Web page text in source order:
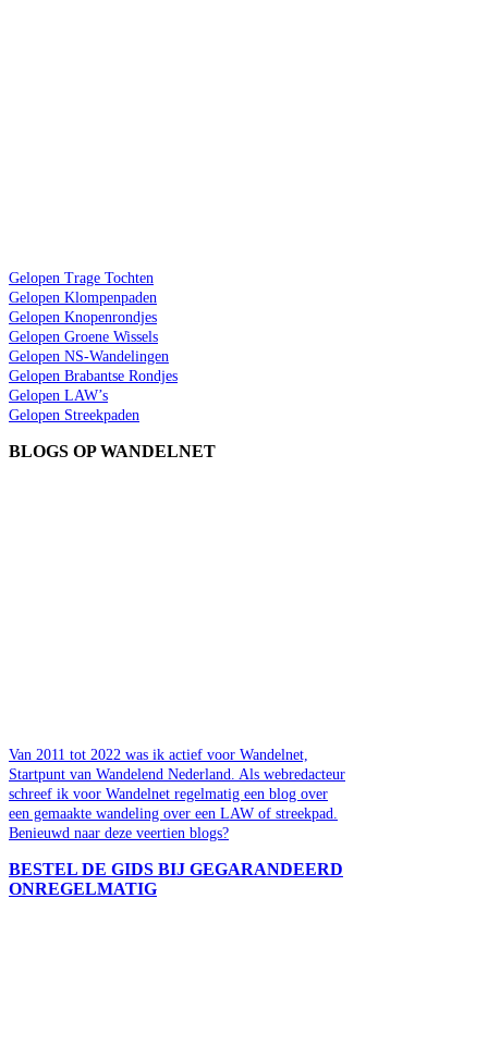
Gelopen Trage Tochten
Gelopen Klompenpaden
Gelopen Knopenrondjes
Gelopen Groene Wissels
Gelopen NS-Wandelingen
Gelopen Brabantse Rondjes
Gelopen LAW’s
Gelopen Streekpaden
BLOGS OP WANDELNET
Van 2011 tot 2022 was ik actief voor Wandelnet,
Startpunt van Wandelend Nederland. Als webredacteur
schreef ik voor Wandelnet regelmatig een blog over
een gemaakte wandeling over een LAW of streekpad.
Benieuwd naar deze veertien blogs?
BESTEL DE GIDS BIJ GEGARANDEERD
ONREGELMATIG